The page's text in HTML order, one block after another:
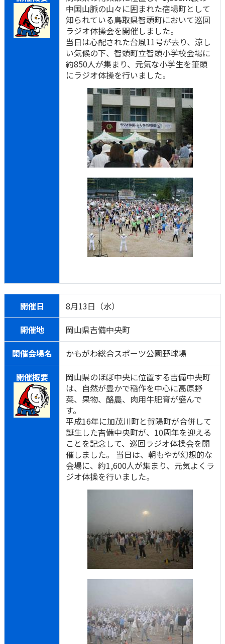
中国山脈の山々に囲まれた宿場町として
知られている鳥取県智頭町において巡回
ラジオ体操会を開催しました。
当日は心配された台風11号が去り、涼し
い気候の下、智頭町立智頭小学校会場に
約850人が集まり、元気な小学生を筆頭
にラジオ体操を行いました。
開催日
8月13日（水）
開催地
岡山県吉備中央町
開催会場名
かもがわ総合スポーツ公園野球場
開催概要
岡山県のほぼ中央に位置する吉備中央町
は、自然が豊かで稲作を中心に高原野
菜、果物、酪農、肉用牛肥育が盛んで
す。
平成16年に加茂川町と賀陽町が合併して
誕生した吉備中央町が、10周年を迎える
ことを記念して、巡回ラジオ体操会を開
催しました。 当日は、朝もやが幻想的な
会場に、約1,600人が集まり、元気よくラ
ジオ体操を行いました。